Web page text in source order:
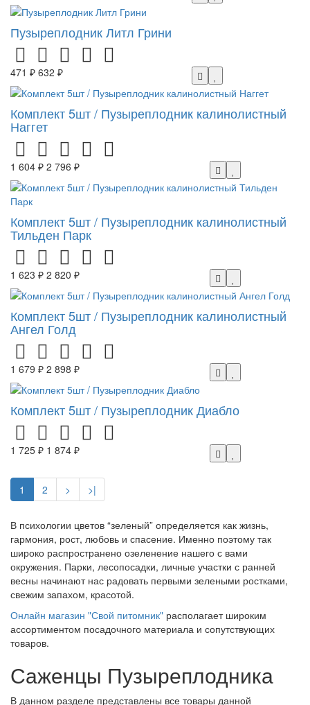
Пузыреплодник Литл Грини
471 ₽ 632 ₽
Комплект 5шт / Пузыреплодник калинолистный
Наггет
1 604 ₽ 2 796 ₽
Комплект 5шт / Пузыреплодник калинолистный
Тильден Парк
1 623 ₽ 2 820 ₽
Комплект 5шт / Пузыреплодник калинолистный
Ангел Голд
1 679 ₽ 2 898 ₽
Комплект 5шт / Пузыреплодник Диабло
1 725 ₽ 1 874 ₽
1 2 > >|
В психологии цветов “зеленый” определяется как жизнь,
гармония, рост, любовь и спасение. Именно поэтому так
широко распространено озеленение нашего с вами
окружения. Парки, лесопосадки, личные участки с ранней
весны начинают нас радовать первыми зелеными ростками,
свежим запахом, красотой.
Онлайн магазин "Свой питомник" располагает широким
ассортиментом посадочного материала и сопутствующих
товаров.
Саженцы Пузыреплодника
В данном разделе представлены все товары данной